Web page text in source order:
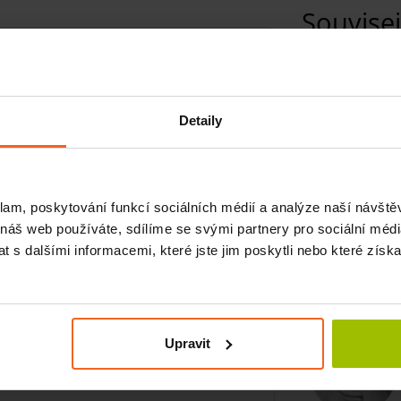
Detaily
poskytování funkcí sociálních médií a analýze naší
web používáte, sdílíme se svými partnery pro sociální
s dalšími informacemi, které jste jim poskytli nebo které
Upravit
poskytuje optimální a individuální